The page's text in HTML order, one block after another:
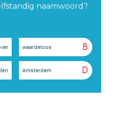
naamwoord?
B
waardeloos
D
Amsterdam